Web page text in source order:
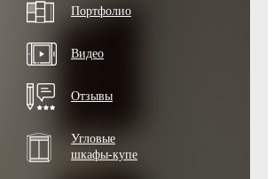
Портфолио
Видео
Отзывы
Угловые
шкафы-купе